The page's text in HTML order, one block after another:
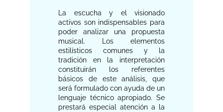
La escucha y el visionado
activos son indispensables para
poder analizar una propuesta
musical. Los elementos
estilísticos comunes y la
tradición en la interpretación
constituirán los referentes
básicos de este análisis, que
será formulado con ayuda de un
lenguaje técnico apropiado. Se
prestará especial atención a la